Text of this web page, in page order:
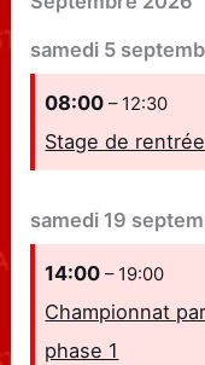
samedi 5
08:00– 12:30
Stage de rentrée
samedi 19
14:00– 19:00
Championnat
phase 1